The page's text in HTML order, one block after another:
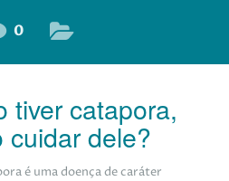
0
tiver catapora,
cuidar dele?
é uma doença de caráter